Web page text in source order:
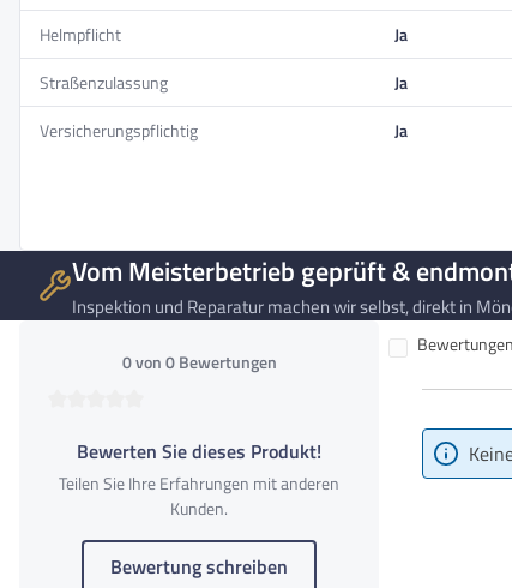
Akkutyp
Akkukapazität
40Ah
Akkukapazität (Wh)
2880Wh
Akkuladezeit
Gewicht
103kg
Helmpflicht
Ja
Straßenzulassung
Ja
Versicherungspflichtig
Ja
Vom Meisterbetrieb geprüft &
Inspektion und Reparatur machen wir selbst, direkt in
0 von 0 Bewertungen
Bewerten Sie dieses Produkt!
Teilen Sie Ihre Erfahrungen mit anderen
Kunden.
Bewertung schreiben